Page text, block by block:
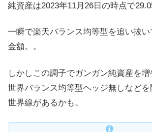
純資産は2023年11月26日の時点で
一瞬で楽天バランス均等型を追い抜
金額。。
しかしこの調子でガンガン純資産を
世界バランス均等型ヘッジ無しなど
世界線があるかも。